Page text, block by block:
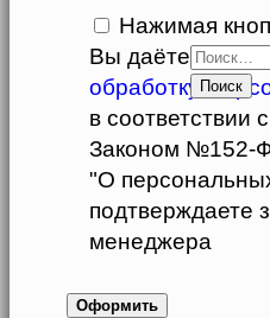
НАЙТИ:
Нажимая
Вы даёте свое
обработку
в соответствии
Законом №152-
"О
подтверждаете
менеджера